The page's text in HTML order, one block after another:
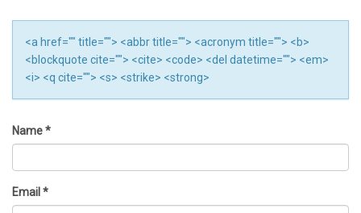
<a href="" title=""> <abbr title=""> <acronym title=""> <b>
<blockquote cite=""> <cite> <code> <del datetime=""> <em>
<i> <q cite=""> <s> <strike> <strong>
Name*
Email *